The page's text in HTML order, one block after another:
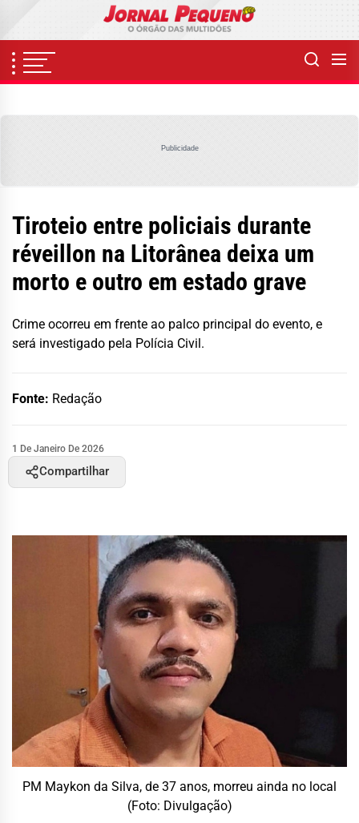
content
Publicidade
Tiroteio entre policiais durante
réveillon na Litorânea deixa um
morto e outro em estado grave
Crime ocorreu em frente ao palco principal do evento, e
será investigado pela Polícia Civil.
Fonte: Redação
1 De Janeiro De 2026
Compartilhar
PM Maykon da Silva, de 37 anos, morreu ainda no local
(Foto: Divulgação)